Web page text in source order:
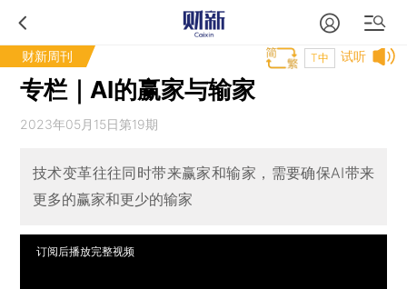
财新周刊 试听
T中
专栏｜AI的赢家与输家
2023年05月15日第19期
技术变革往往同时带来赢家和输家，需要确保AI带来
更多的赢家和更少的输家
订阅后播放完整视频